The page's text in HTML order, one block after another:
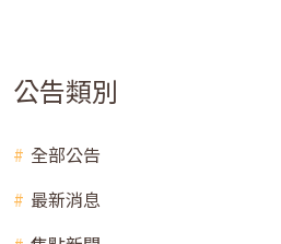
公告類別
全部公告
最新消息